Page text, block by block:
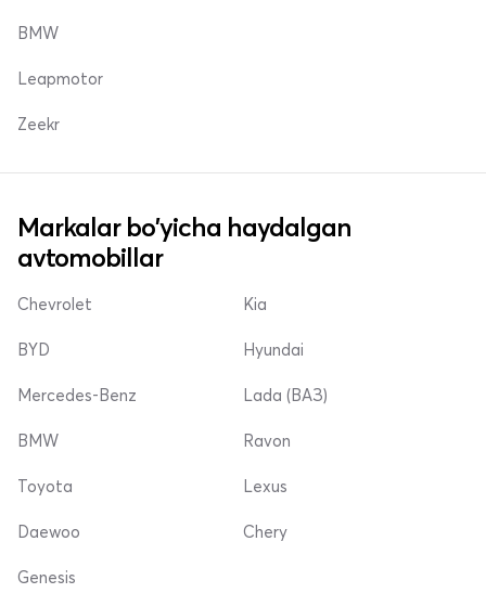
BMW
Leapmotor
Zeekr
Markalar bo'yicha haydalgan
avtomobillar
Chevrolet
BYD
Mercedes-Benz
Kia
Hyundai
Lada (ВАЗ)
BMW
Toyota
Daewoo
Ravon
Lexus
Chery
Genesis